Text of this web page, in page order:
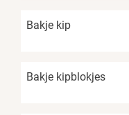
Bakje kip
Bakje kipblokjes